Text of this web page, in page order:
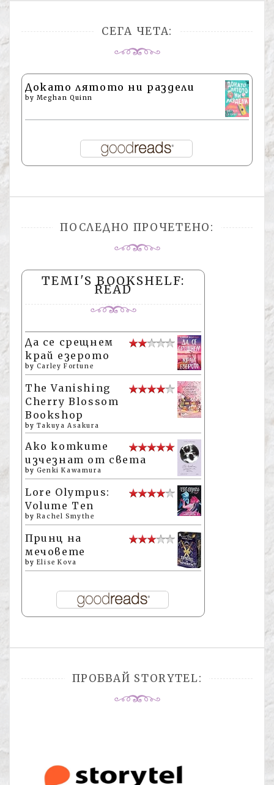
СЕГА ЧЕТА:
Докато лятото ни раздели
by Meghan Quinn
ПОСЛЕДНО ПРОЧЕТЕНО:
TEMI'S BOOKSHELF:
READ
Да се срещнем
край езерото
by Carley Fortune
The Vanishing
Cherry Blossom
Bookshop
by Takuya Asakura
Ако котките
изчезнат от света
by Genki Kawamura
Lore Olympus:
Volume Ten
by Rachel Smythe
Принц на
мечовете
by Elise Kova
ПРОБВАЙ STORYTEL: